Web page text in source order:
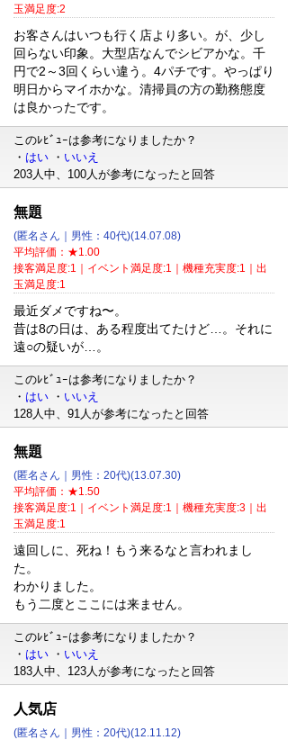
玉満足度:2
お客さんはいつも行く店より多い。が、少し
回らない印象。大型店なんでシビアかな。千
円で2～3回くらい違う。4パチです。やっぱり
明日からマイホかな。清掃員の方の勤務態度
は良かったです。
このﾚﾋﾞｭｰは参考になりましたか？
・ はい ・ いいえ
203人中、100人が参考になったと回答
無題
(匿名さん｜男性：40代)(14.07.08)
平均評価：★1.00
接客満足度:1｜イベント満足度:1｜機種充実度:1｜出
玉満足度:1
最近ダメですね〜。
昔は8の日は、ある程度出てたけど…。それに
遠○の疑いが…。
このﾚﾋﾞｭｰは参考になりましたか？
・ はい ・ いいえ
128人中、91人が参考になったと回答
無題
(匿名さん｜男性：20代)(13.07.30)
平均評価：★1.50
接客満足度:1｜イベント満足度:1｜機種充実度:3｜出
玉満足度:1
遠回しに、死ね！もう来るなと言われまし
た。
わかりました。
もう二度とここには来ません。
このﾚﾋﾞｭｰは参考になりましたか？
・ はい ・ いいえ
183人中、123人が参考になったと回答
人気店
(匿名さん｜男性：20代)(12.11.12)